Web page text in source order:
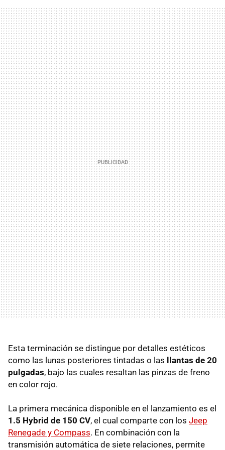
Esta terminación se distingue por detalles estéticos
como las lunas posteriores tintadas o las llantas de 20
pulgadas, bajo las cuales resaltan las pinzas de freno
en color rojo.
La primera mecánica disponible en el lanzamiento es el
1.5 Hybrid de 150 CV, el cual comparte con los Jeep
Renegade y Compass. En combinación con la
transmisión automática de siete relaciones, permite